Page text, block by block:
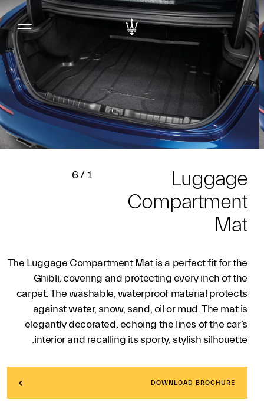
Luggage
Compartment
Mat
1
/
6
The Luggage Compartment Mat is a perfect fit for the
Ghibli, covering and protecting every inch of the
carpet. The washable, waterproof material protects
against water, snow, sand, oil or mud. The mat is
elegantly decorated, echoing the lines of the car’s
interior and recalling its sporty, stylish silhouette.
DOWNLOAD BROCHURE